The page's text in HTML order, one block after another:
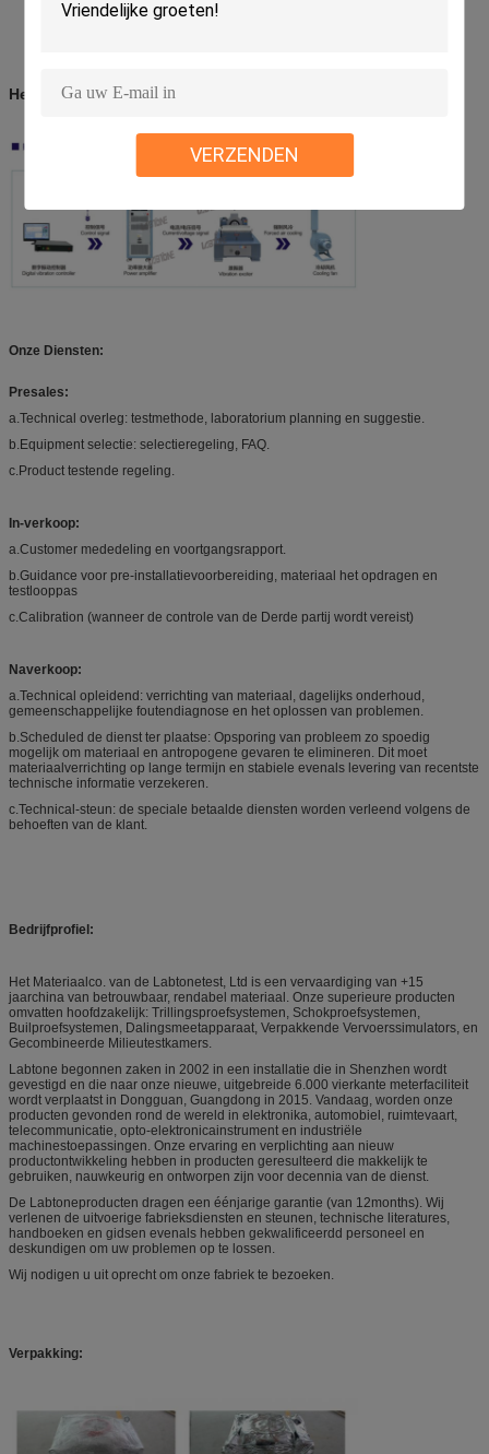
VERZENDEN
Het werk Principe:
Onze Diensten:
Presales:
a.Technical overleg: testmethode, laboratorium planning en suggestie.
b.Equipment selectie: selectieregeling, FAQ.
c.Product testende regeling.
In-verkoop:
a.Customer mededeling en voortgangsrapport.
b.Guidance voor pre-installatievoorbereiding, materiaal het opdragen en
testlooppas
c.Calibration (wanneer de controle van de Derde partij wordt vereist)
Naverkoop:
a.Technical opleidend: verrichting van materiaal, dagelijks onderhoud,
gemeenschappelijke foutendiagnose en het oplossen van problemen.
b.Scheduled de dienst ter plaatse: Opsporing van probleem zo spoedig
mogelijk om materiaal en antropogene gevaren te elimineren. Dit moet
materiaalverrichting op lange termijn en stabiele evenals levering van recentste
technische informatie verzekeren.
c.Technical-steun: de speciale betaalde diensten worden verleend volgens de
behoeften van de klant.
Bedrijfprofiel:
Het Materiaalco. van de Labtonetest, Ltd is een vervaardiging van +15
jaarchina van betrouwbaar, rendabel materiaal. Onze superieure producten
omvatten hoofdzakelijk: Trillingsproefsystemen, Schokproefsystemen,
Builproefsystemen, Dalingsmeetapparaat, Verpakkende Vervoerssimulators, en
Gecombineerde Milieutestkamers.
Labtone begonnen zaken in 2002 in een installatie die in Shenzhen wordt
gevestigd en die naar onze nieuwe, uitgebreide 6.000 vierkante meterfaciliteit
wordt verplaatst in Dongguan, Guangdong in 2015. Vandaag, worden onze
producten gevonden rond de wereld in elektronika, automobiel, ruimtevaart,
telecommunicatie, opto-elektronicainstrument en industriële
machinestoepassingen. Onze ervaring en verplichting aan nieuw
productontwikkeling hebben in producten geresulteerd die makkelijk te
gebruiken, nauwkeurig en ontworpen zijn voor decennia van de dienst.
De Labtoneproducten dragen een éénjarige garantie (van 12months). Wij
verlenen de uitvoerige fabrieksdiensten en steunen, technische literatures,
handboeken en gidsen evenals hebben gekwalificeerdd personeel en
deskundigen om uw problemen op te lossen.
Wij nodigen u uit oprecht om onze fabriek te bezoeken.
Verpakking: